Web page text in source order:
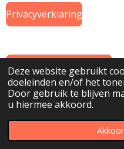
Deze website gebruikt
doeleinden en/of het
Door gebruik te blijven
u hiermee akkoord.
Privacyverklaring
Algemene Voorwaarden
© 2019 Onderdeel van